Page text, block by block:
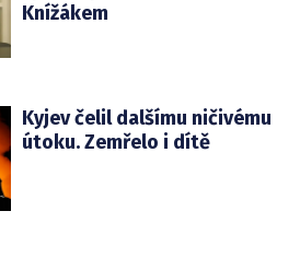
Knížákem
Kyjev čelil dalšímu ničivému
útoku. Zemřelo i dítě